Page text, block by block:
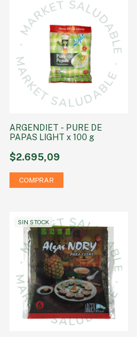
ARGENDIET - PURE DE
PAPAS LIGHT x 100 g
$2.695,09
SIN STOCK